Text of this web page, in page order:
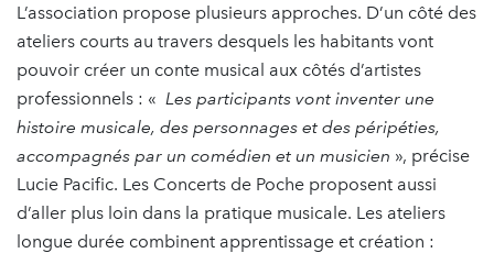
L’association propose plusieurs approches. D’un côté des
ateliers courts au travers desquels les habitants vont
pouvoir créer un conte musical aux côtés d’artistes
professionnels : « Les participants vont inventer une
histoire musicale, des personnages et des péripéties,
accompagnés par un comédien et un musicien », précise
Lucie Pacific. Les Concerts de Poche proposent aussi
d’aller plus loin dans la pratique musicale. Les ateliers
longue durée combinent apprentissage et création :